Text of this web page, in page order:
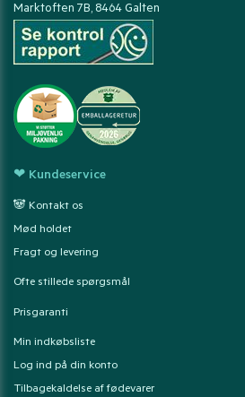
Marktoften 7B, 8464 Galten
❤ Kundeservice
🐼 Kontakt os
Mød holdet
Fragt og levering
Ofte stillede spørgsmål
Prisgaranti
Min indkøbsliste
Log ind på din konto
Tilbagekaldelse af fødevarer